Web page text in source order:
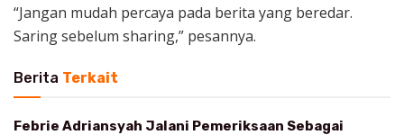
“Jangan mudah percaya pada berita yang beredar.
Saring sebelum sharing,” pesannya.
Berita Terkait
Febrie Adriansyah Jalani Pemeriksaan Sebagai